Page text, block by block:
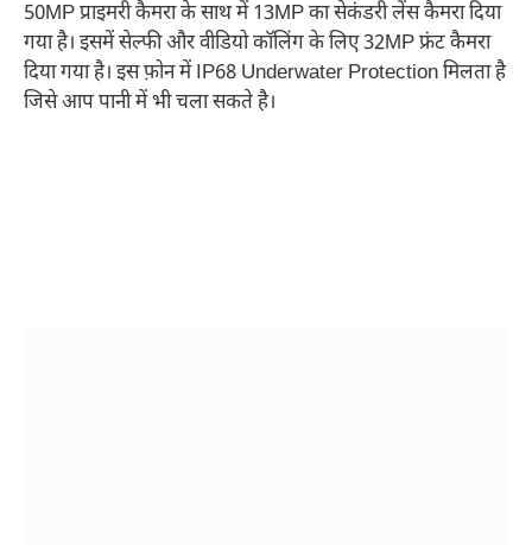
50MP प्राइमरी कैमरा के साथ में 13MP का सेकंडरी लेंस कैमरा दिया
गया है। इसमें सेल्फी और वीडियो कॉलिंग के लिए 32MP फ्रंट कैमरा
दिया गया है। इस फ़ोन में IP68 Underwater Protection मिलता है
जिसे आप पानी में भी चला सकते है।